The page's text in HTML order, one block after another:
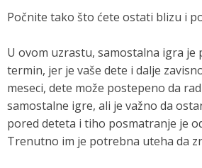
Počnite tako što ćete ostati blizu i
U ovom uzrastu, samostalna igra je
termin, jer je vaše dete i dalje
meseci, dete može postepeno da
samostalne igre, ali je važno da
pored deteta i tiho posmatranje je
Trenutno im je potrebna uteha da